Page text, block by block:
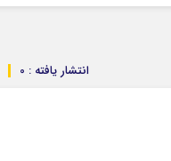
انتشار یافته : 0